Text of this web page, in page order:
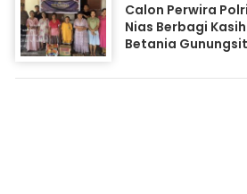
Calon Perwira
Nias Berbagi
Betania